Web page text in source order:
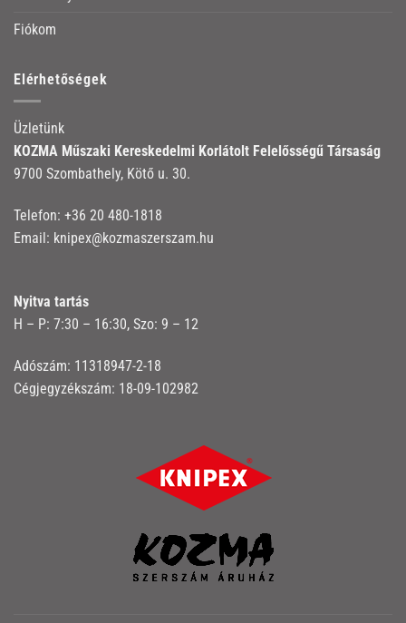
Fiókom
Elérhetőségek
Üzletünk
KOZMA Műszaki Kereskedelmi Korlátolt Felelősségű Társaság
9700 Szombathely, Kötő u. 30.
Telefon: +36 20 480-1818
Email: knipex@kozmaszerszam.hu
Nyitva tartás
H – P: 7:30 – 16:30, Szo: 9 – 12
Adószám: 11318947-2-18
Cégjegyzékszám: 18-09-102982